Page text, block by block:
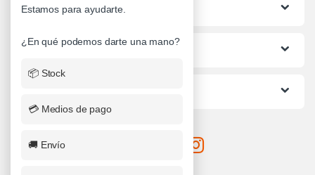
Lo mas buscado
Informacion al Cliente
Estamos para ayudarte.
¿En qué podemos darte una mano?
📦 Stock
💳 Medios de pago
🚚 Envío